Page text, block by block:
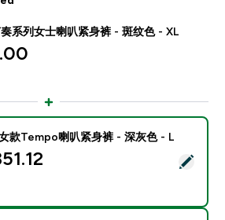
系列女士喇叭紧身裤 - 斑纹色 - XL
- MP女款Tempo喇叭紧身裤 - 深
款Tempo喇叭紧身裤 - 深灰色 - L